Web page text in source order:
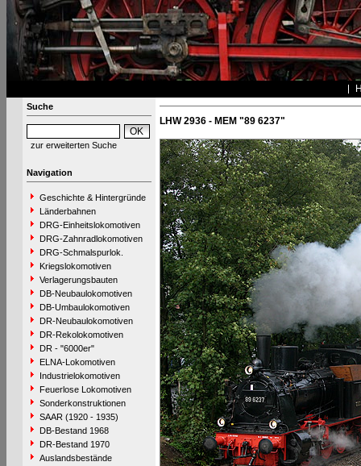
Suche
zur erweiterten Suche
Navigation
Geschichte & Hintergründe
Länderbahnen
DRG-Einheitslokomotiven
DRG-Zahnradlokomotiven
DRG-Schmalspurlok.
Kriegslokomotiven
Verlagerungsbauten
DB-Neubaulokomotiven
DB-Umbaulokomotiven
DR-Neubaulokomotiven
DR-Rekolokomotiven
DR - "6000er"
ELNA-Lokomotiven
Industrielokomotiven
Feuerlose Lokomotiven
Sonderkonstruktionen
SAAR (1920 - 1935)
DB-Bestand 1968
DR-Bestand 1970
Auslandsbestände
LHW 2936 - MEM "89 6237"